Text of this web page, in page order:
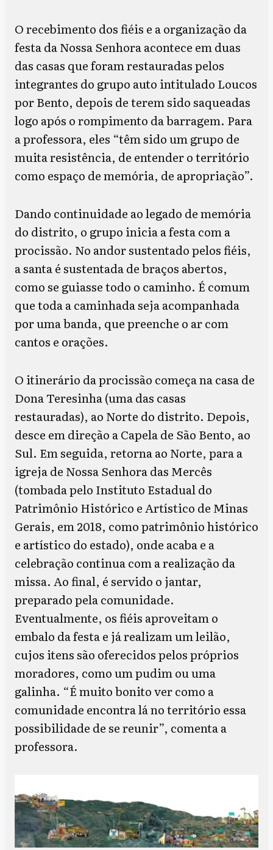
O recebimento dos fiéis e a organização da
festa da Nossa Senhora acontece em duas
das casas que foram restauradas pelos
integrantes do grupo auto intitulado Loucos
por Bento, depois de terem sido saqueadas
logo após o rompimento da barragem. Para
a professora, eles “têm sido um grupo de
muita resistência, de entender o território
como espaço de memória, de apropriação”.
Dando continuidade ao legado de memória
do distrito, o grupo inicia a festa com a
procissão. No andor sustentado pelos fiéis,
a santa é sustentada de braços abertos,
como se guiasse todo o caminho. É comum
que toda a caminhada seja acompanhada
por uma banda, que preenche o ar com
cantos e orações.
O itinerário da procissão começa na casa de
Dona Teresinha (uma das casas
restauradas), ao Norte do distrito. Depois,
desce em direção a Capela de São Bento, ao
Sul. Em seguida, retorna ao Norte, para a
igreja de Nossa Senhora das Mercês
(tombada pelo Instituto Estadual do
Patrimônio Histórico e Artístico de Minas
Gerais, em 2018, como patrimônio histórico
e artístico do estado), onde acaba e a
celebração continua com a realização da
missa. Ao final, é servido o jantar,
preparado pela comunidade.
Eventualmente, os fiéis aproveitam o
embalo da festa e já realizam um leilão,
cujos itens são oferecidos pelos próprios
moradores, como um pudim ou uma
galinha. “É muito bonito ver como a
comunidade encontra lá no território essa
possibilidade de se reunir”, comenta a
professora.